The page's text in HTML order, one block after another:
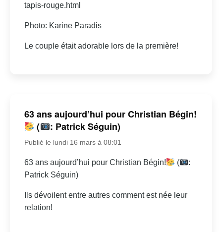
tapis-rouge.html
Photo: Karine Paradis
Le couple était adorable lors de la première!
63 ans aujourd’hui pour Christian Bégin!
(
: Patrick Séguin)
Publié le lundi 16 mars à 08:01
63 ans aujourd’hui pour Christian Bégin! (
:
Patrick Séguin)
Ils dévoilent entre autres comment est née leur
relation!